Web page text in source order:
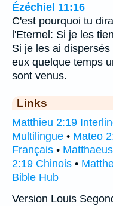
Ézéchiel 11:16
C'est pourquoi tu
l'Eternel: Si je les
Si je les ai
eux quelque temps
sont venus.
Links
Matthieu 2:19
Multilingue • Mateo
Français •
2:19 Chinois •
Bible Hub
Version Louis